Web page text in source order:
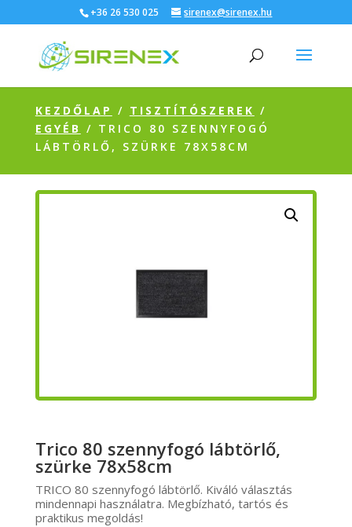
+36 26 530 025 sirenex@sirenex.hu
KEZDŐLAP / TISZTÍTÓSZEREK /
EGYÉB / TRICO 80 SZENNYFOGÓ
LÁBTÖRLŐ, SZÜRKE 78X58CM
Trico 80 szennyfogó lábtörlő,
szürke 78x58cm
TRICO 80 szennyfogó lábtörlő. Kiváló választás
mindennapi használatra. Megbízható, tartós és
praktikus megoldás!